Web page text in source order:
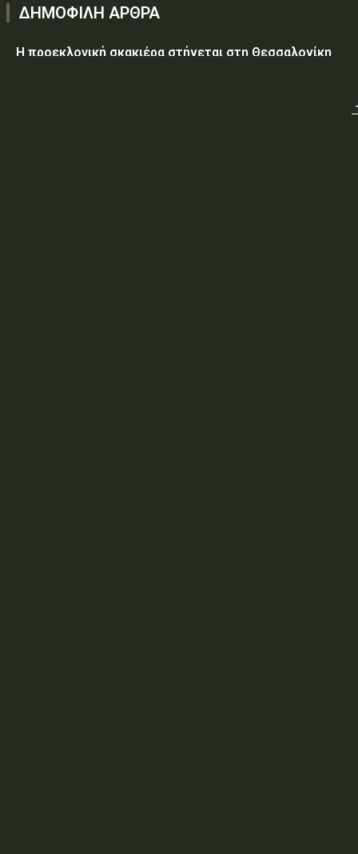
ΔΗΜΟΦΙΛΗ ΑΡΘΡΑ
Η προεκλογική σκακιέρα στήνεται στη Θεσσαλονίκη
Υεμένη: Στους 58 οι νεκροί, δεκάδες οι τραυματίες από